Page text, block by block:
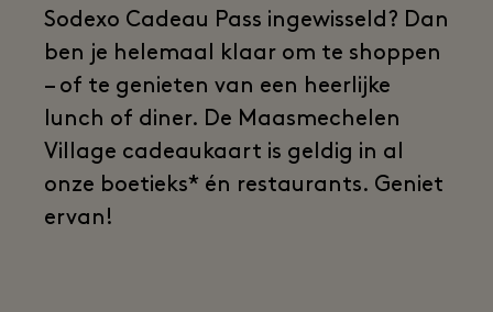
Sodexo Cadeau Pass ingewisseld? Dan
ben je helemaal klaar om te shoppen
– of te genieten van een heerlijke
lunch of diner. De Maasmechelen
Village cadeaukaart is geldig in al
onze boetieks* én restaurants. Geniet
ervan!